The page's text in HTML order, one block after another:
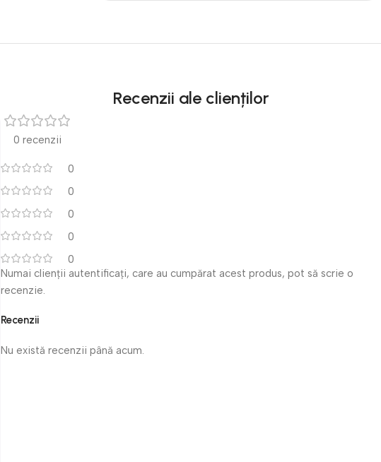
Recenzii ale clienților
0 recenzii
0
0
0
0
0
Recenzii
Nu există recenzii până acum.
Numai clienții autentificați, care au cumpărat acest produs, pot să scrie o
recenzie.